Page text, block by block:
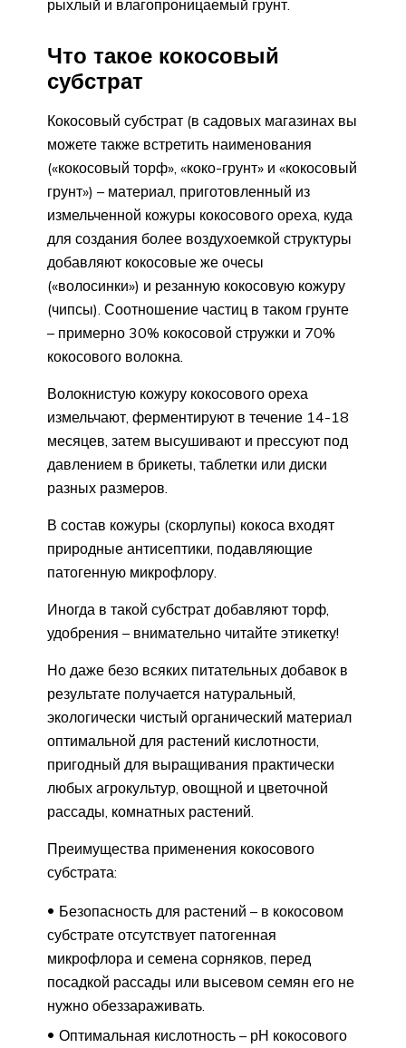
рыхлый и влагопроницаемый грунт.
Что такое кокосовый
субстрат
Кокосовый субстрат (в садовых магазинах вы
можете также встретить наименования
(«кокосовый торф», «коко-грунт» и «кокосовый
грунт») – материал, приготовленный из
измельченной кожуры кокосового ореха, куда
для создания более воздухоемкой структуры
добавляют кокосовые же очесы
(«волосинки») и резанную кокосовую кожуру
(чипсы). Соотношение частиц в таком грунте
– примерно 30% кокосовой стружки и 70%
кокосового волокна.
Волокнистую кожуру кокосового ореха
измельчают, ферментируют в течение 14-18
месяцев, затем высушивают и прессуют под
давлением в брикеты, таблетки или диски
разных размеров.
В состав кожуры (скорлупы) кокоса входят
природные антисептики, подавляющие
патогенную микрофлору.
Иногда в такой субстрат добавляют торф,
удобрения – внимательно читайте этикетку!
Но даже безо всяких питательных добавок в
результате получается натуральный,
экологически чистый органический материал
оптимальной для растений кислотности,
пригодный для выращивания практически
любых агрокультур, овощной и цветочной
рассады, комнатных растений.
Преимущества применения кокосового
субстрата:
Безопасность для растений – в кокосовом
субстрате отсутствует патогенная
микрофлора и семена сорняков, перед
посадкой рассады или высевом семян его не
нужно обеззараживать.
Оптимальная кислотность – рН кокосового